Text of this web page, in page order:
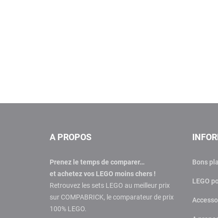
A PROPOS
Prenez le temps de comparer…
et achetez vos LEGO moins chers !
Retrouvez les sets LEGO au meilleur prix
sur COMPABRICK, le comparateur de prix
100% LEGO.
Bons
LEGO